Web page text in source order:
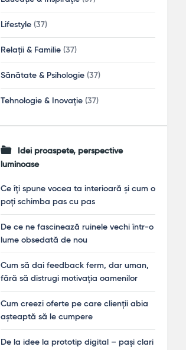
Lifestyle (37)
Relații & Familie (37)
Sănătate & Psihologie (37)
Tehnologie & Inovație (37)
Idei proaspete, perspective
luminoase
Ce îți spune vocea ta interioară și cum o
poți schimba pas cu pas
De ce ne fascinează ruinele vechi într-o
lume obsedată de nou
Cum să dai feedback ferm, dar uman,
fără să distrugi motivația oamenilor
Cum creezi oferte pe care clienții abia
așteaptă să le cumpere
De la idee la prototip digital – pași clari